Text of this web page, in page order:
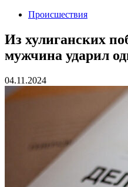
Происшествия
Из хулиганских
мужчина ударил
04.11.2024